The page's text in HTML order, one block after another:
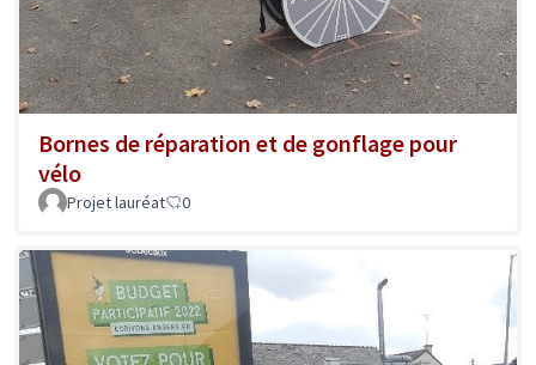
Bornes de réparation et de gonflage pour
vélo
Projet lauréat 0